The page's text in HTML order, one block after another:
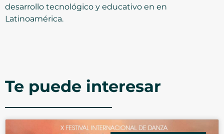
desarrollo tecnológico y educativo en en
Latinoamérica.
Te puede interesar